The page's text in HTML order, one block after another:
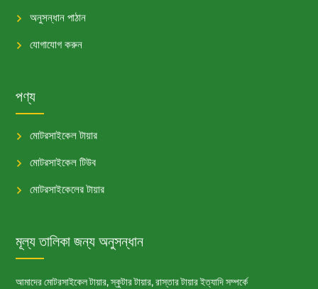
অনুসন্ধান পাঠান
যোগাযোগ করুন
পণ্য
মোটরসাইকেল টায়ার
মোটরসাইকেল টিউব
মোটরসাইকেলের টায়ার
মূল্য তালিকা জন্য অনুসন্ধান
আমাদের মোটরসাইকেল টায়ার, স্কুটার টায়ার, রাস্তার টায়ার ইত্যাদি সম্পর্কে